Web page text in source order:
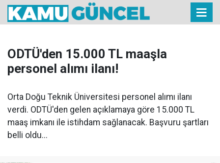
ODTÜ'den 15.000 TL maaşla
personel alımı ilanı!
Orta Doğu Teknik Üniversitesi personel alımı ilanı
verdi. ODTÜ'den gelen açıklamaya göre 15.000 TL
maaş imkanı ile istihdam sağlanacak. Başvuru şartları
belli oldu...